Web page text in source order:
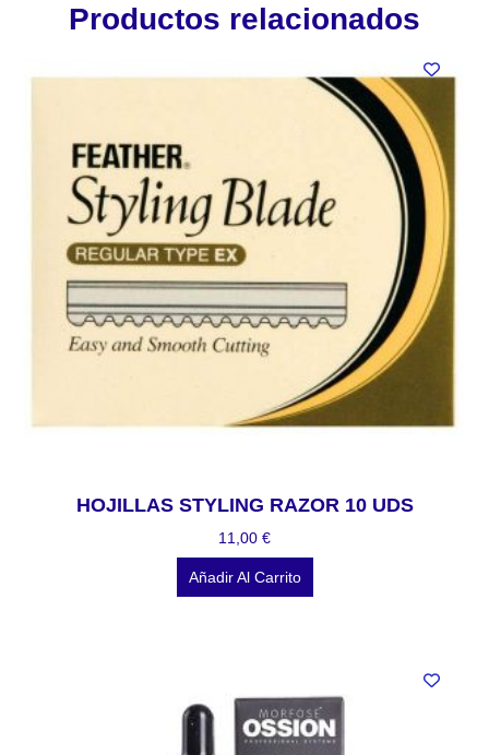
Productos relacionados
HOJILLAS STYLING RAZOR 10 UDS
11,00 €
Añadir Al Carrito